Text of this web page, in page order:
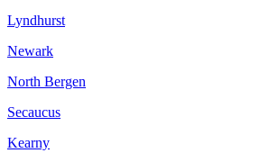
Lyndhurst
Newark
North Bergen
Secaucus
Kearny